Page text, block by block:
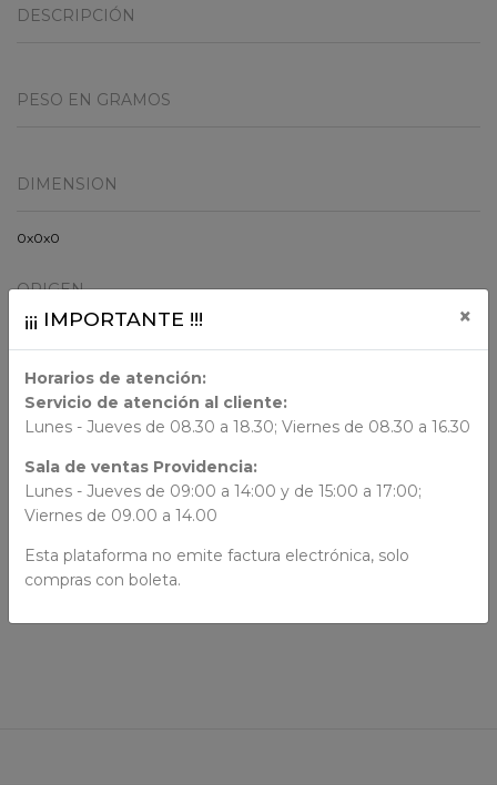
DESCRIPCIÓN
PESO EN GRAMOS
DIMENSION
0x0x0
ORIGEN
AUTORES
¡¡¡ IMPORTANTE !!! ×
Horarios de atención:
Servicio de atención al cliente:
Lunes - Jueves de 08.30 a 18.30; Viernes de 08.30 a 16.30
Sala de ventas Providencia:
Lunes - Jueves de 09:00 a 14:00 y de 15:00 a 17:00;
Viernes de 09.00 a 14.00
Esta plataforma no emite factura electrónica, solo
compras con boleta.